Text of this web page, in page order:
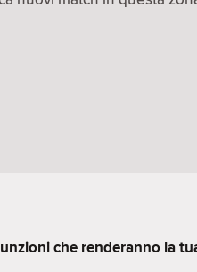
che renderanno la